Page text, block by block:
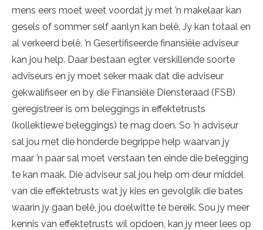
mens eers moet weet voordat jy met ’n makelaar kan
gesels of sommer self aanlyn kan belê. Jy kan totaal en
al verkeerd belê. ’n Gesertifiseerde finansiële adviseur
kan jou help. Daar bestaan egter verskillende soorte
adviseurs en jy moet seker maak dat die adviseur
gekwalifiseer en by die Finansiële Diensteraad (FSB)
geregistreer is om beleggings in effektetrusts
(kollektiewe beleggings) te mag doen. So ’n adviseur
sal jou met die honderde begrippe help waarvan jy
maar ’n paar sal moet verstaan ten einde die belegging
te kan maak. Die adviseur sal jou help om deur middel
van die effektetrusts wat jy kies en gevolglik die bates
waarin jy gaan belê, jou doelwitte te bereik. Sou jy meer
kennis van effektetrusts wil opdoen, kan jy meer lees op